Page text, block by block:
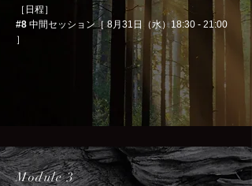
［日程］
#8 中間セッション［ 8月31日（水）18:30 - 21:00
］
Module 3